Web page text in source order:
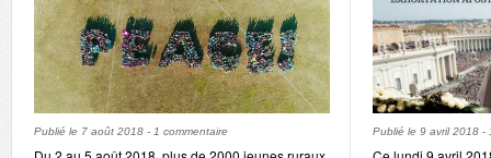
Publié le 7 août 2018 - 1 commentaire Publié le 9 avril 2018 -